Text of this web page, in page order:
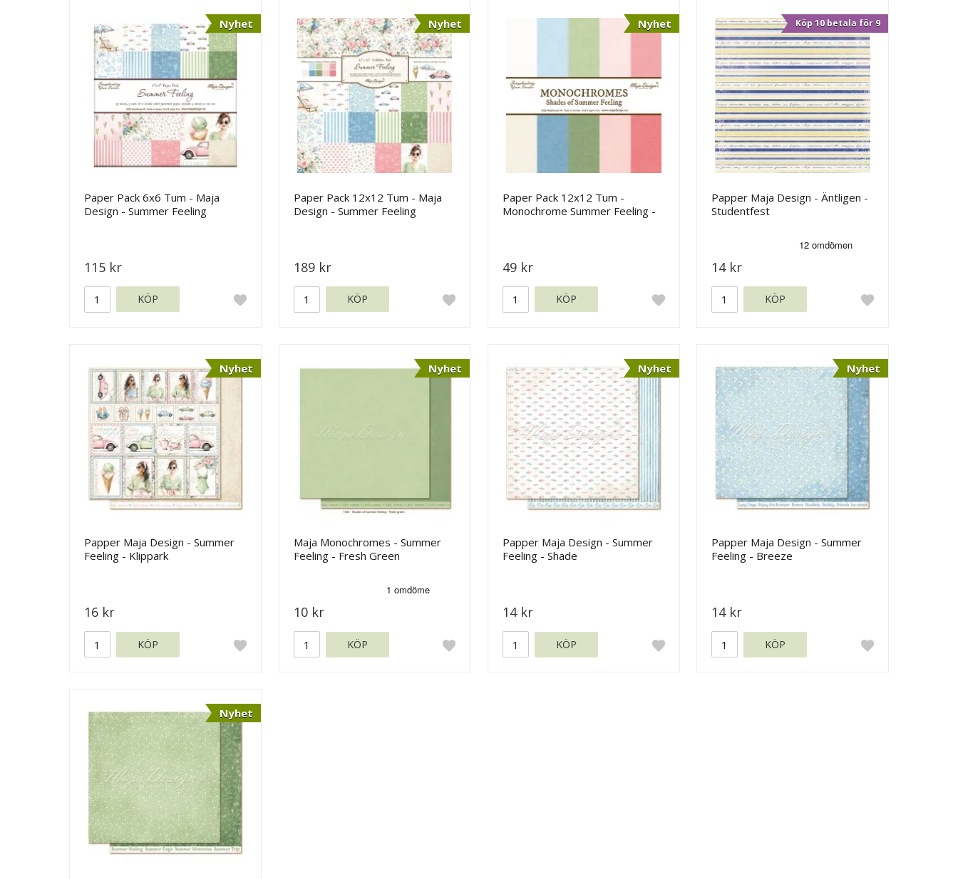
Nyhet
Paper Pack 6x6 Tum - Maja
Design - Summer Feeling
115 kr
KÖP
Nyhet
Paper Pack 12x12 Tum - Maja
Design - Summer Feeling
189 kr
KÖP
Nyhet
Paper Pack 12x12 Tum -
Monochrome Summer Feeling -
49 kr
KÖP
Köp 10 betala för 9
Papper Maja Design - Äntligen -
Studentfest
14 kr
KÖP
Nyhet
Papper Maja Design - Summer
Feeling - Klippark
16 kr
KÖP
Nyhet
Maja Monochromes - Summer
Feeling - Fresh Green
10 kr
KÖP
Nyhet
Papper Maja Design - Summer
Feeling - Shade
14 kr
KÖP
Nyhet
Papper Maja Design - Summer
Feeling - Breeze
14 kr
KÖP
Nyhet